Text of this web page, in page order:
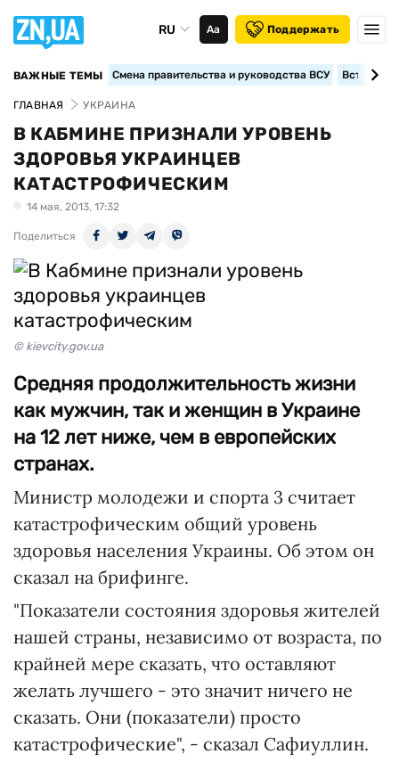
RU Аа Поддержать
ВАЖНЫЕ ТЕМЫ Смена правительства и руководства ВСУ
ГЛАВНАЯ УКРАИНА
В КАБМИНЕ ПРИЗНАЛИ УРОВЕНЬ
ЗДОРОВЬЯ УКРАИНЦЕВ
КАТАСТРОФИЧЕСКИМ
14 мая, 2013, 17:32
Поделиться
© kievcity.gov.ua
Cредняя продолжительность жизни
как мужчин, так и женщин в Украине
на 12 лет ниже, чем в европейских
странах.
Министр молодежи и спорта 3 считает
катастрофическим общий уровень
здоровья населения Украины. Об этом он
сказал на брифинге.
"Показатели состояния здоровья жителей
нашей страны, независимо от возраста, по
крайней мере сказать, что оставляют
желать лучшего - это значит ничего не
сказать. Они (показатели) просто
катастрофические", - сказал Сафиуллин.